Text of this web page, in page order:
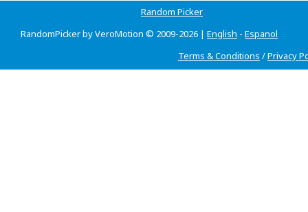
Random Picker
RandomPicker by VeroMotion © 2009-2026 | English - Espanol
Terms & Conditions /Privacy